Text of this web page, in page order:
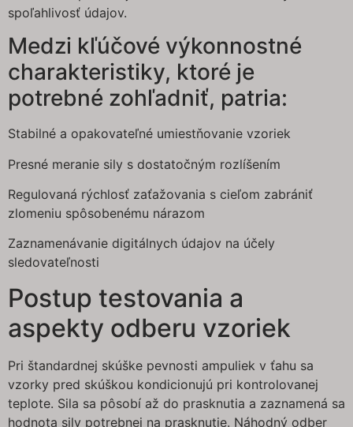
spoľahlivosť údajov.
Medzi kľúčové výkonnostné
charakteristiky, ktoré je
potrebné zohľadniť, patria:
Stabilné a opakovateľné umiestňovanie vzoriek
Presné meranie sily s dostatočným rozlíšením
Regulovaná rýchlosť zaťažovania s cieľom zabrániť
zlomeniu spôsobenému nárazom
Zaznamenávanie digitálnych údajov na účely
sledovateľnosti
Postup testovania a
aspekty odberu vzoriek
Pri štandardnej skúške pevnosti ampuliek v ťahu sa
vzorky pred skúškou kondicionujú pri kontrolovanej
teplote. Sila sa pôsobí až do prasknutia a zaznamená sa
hodnota sily potrebnej na prasknutie. Náhodný odber